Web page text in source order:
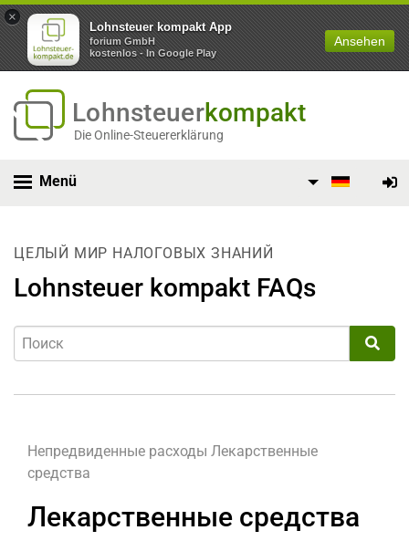
×
Lohnsteuer kompakt App
forium GmbH
kostenlos - In Google Play
Ansehen
Lohnsteuerkompakt
Die Online-Steuererklärung
Menü
ЦЕЛЫЙ МИР НАЛОГОВЫХ ЗНАНИЙ
Lohnsteuer kompakt FAQs
Непредвиденные расходы Лекарственные
средства
Лекарственные средства